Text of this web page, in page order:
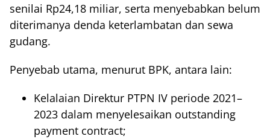
senilai Rp24,18 miliar, serta menyebabkan belum
diterimanya denda keterlambatan dan sewa
gudang.
Penyebab utama, menurut BPK, antara lain:
Kelalaian Direktur PTPN IV periode 2021–
2023 dalam menyelesaikan outstanding
payment contract;